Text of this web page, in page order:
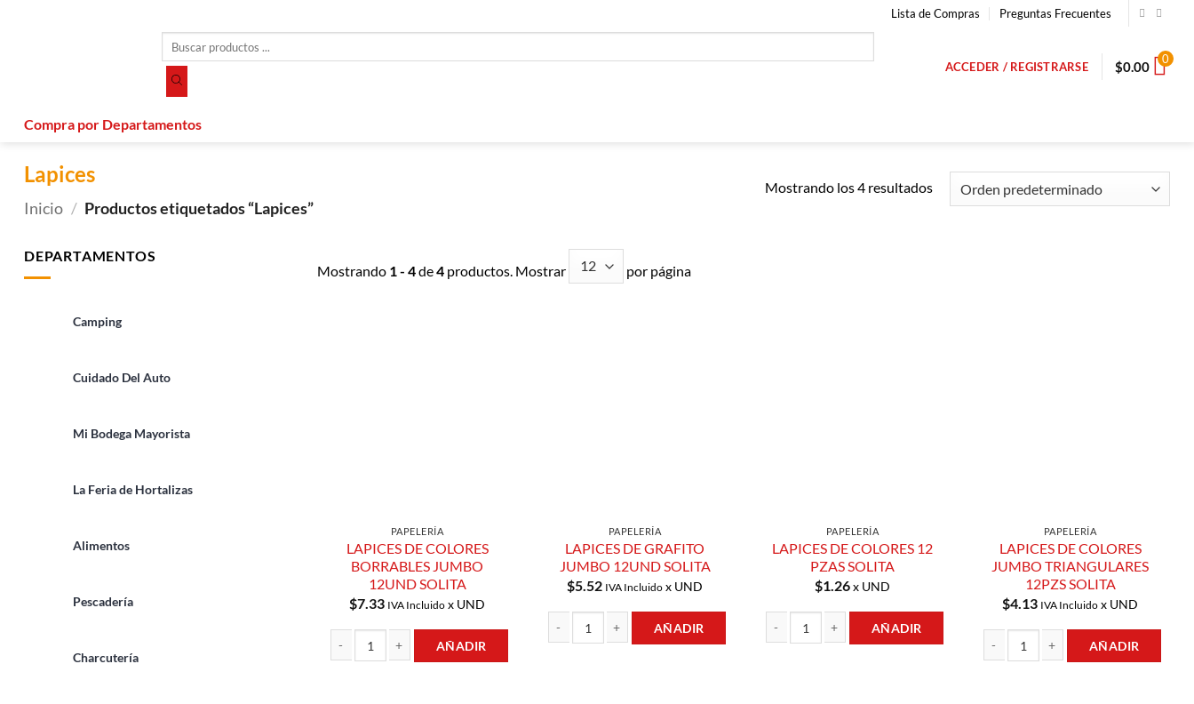
Lista de Compras Preguntas Frecuentes
productos
ACCEDER / REGISTRARSE $0.00 0
Compra por Departamentos
Lapices
Inicio / Productos etiquetados “Lapices”
Mostrando los 4 resultados
DEPARTAMENTOS
Camping
Cuidado Del Auto
Mi Bodega Mayorista
La Feria de Hortalizas
Alimentos
Pescadería
Charcutería
Mostrando 1 - 4de4 productos. Mostrar por página
PAPELERÍA
LAPICES DE COLORES
BORRABLES JUMBO
12UND SOLITA
$7.33 IVA Incluido x UND
AÑADIR
PAPELERÍA
LAPICES DE GRAFITO
JUMBO 12UND SOLITA
$5.52 IVA Incluido x UND
AÑADIR
PAPELERÍA
LAPICES DE COLORES 12
PZAS SOLITA
$1.26x UND
AÑADIR
PAPELERÍA
LAPICES DE COLORES
JUMBO TRIANGULARES
12PZS SOLITA
$4.13 IVA Incluido x UND
AÑADIR